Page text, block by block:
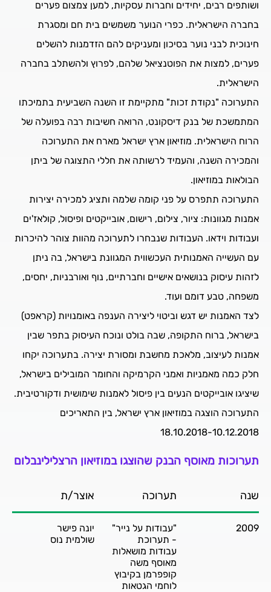
ושותפים רבים, יחידים וחברות עסקיות, למען צמצום פערים
בחברה הישראלית. כפרי הנוער משמשים בית חם ומסגרת
חינוכית לבני נוער בסיכון ומעניקים להם הזדמנות להשלים
פערים, למצות את הפוטנציאל שלהם, לפרוץ ולהשתלב בחברה
הישראלית.
התערוכה "נקודת זכות" מתקיימת זו השנה השביעית בתמיכתו
המתמשכת של בנק דיסקונט, הרואה חשיבות רבה בפועלה של
הרוח הישראלית. מוזיאון ארץ ישראל מארח את התערוכה
והמכירה השנה, והעמיד לרשותה את חללי התצוגה של ביתן
הבולאות במוזיאון.
התערוכה תתפרס על פני קומה שלמה ותציג למכירה יצירות
אמנות מגוונות: ציור, צילום, רישום, אובייקטים ופיסול, קולאז'ים
ועבודות וידאו. העבודות שנבחרו לתערוכה מהוות צוהר להיכרות
עם העשייה האמנותית העכשווית המגוונת בישראל, בה ניתן
לזהות עיסוק בנושאים אישיים וחברתיים, נוף ואורבניות, יחסים,
משפחה, טבע דומם ועוד.
לצד האמנות יש דגש וביטוי ליצירה הענפה באומנויות (קראפט)
בישראל, ברוח התקופה, שבה בולט ונוכח העיסוק בתפר שבין
אמנות לעיצוב, מלאכת מחשבת ומסורת יצירה. בתערוכה יקחו
חלק כמה מאמניות ואמני הקרמיקה והחומר המובילים בישראל,
שיציגו אובייקטים הנעים בין פיסול לאמנות שימושית ודקורטיבית.
התערוכה הוצגה במוזיאון ארץ ישראל, בין התאריכים
18.10.2018-10.12.2018
תערוכות מאוסף הבנק שהוצגו במוזיאון הרצלילינבלום
שנה תערוכה אוצר/ת
2009
"עבודות על נייר"
- תערוכת
עבודות מושאלות
מאוסף משה
קופפרמן בקיבוץ
לוחמי הגטאות
יונה פישר
שולמית נוס